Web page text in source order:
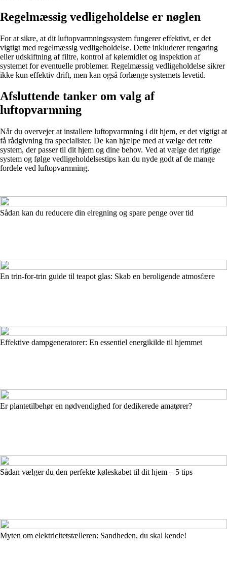
Regelmæssig vedligeholdelse er nøglen
For at sikre, at dit luftopvarmningssystem fungerer effektivt, er det
vigtigt med regelmæssig vedligeholdelse. Dette inkluderer rengøring
eller udskiftning af filtre, kontrol af kølemidlet og inspektion af
systemet for eventuelle problemer. Regelmæssig vedligeholdelse sikrer
ikke kun effektiv drift, men kan også forlænge systemets levetid.
Afsluttende tanker om valg af
luftopvarmning
Når du overvejer at installere luftopvarmning i dit hjem, er det vigtigt at
få rådgivning fra specialister. De kan hjælpe med at vælge det rette
system, der passer til dit hjem og dine behov. Ved at vælge det rigtige
system og følge vedligeholdelsestips kan du nyde godt af de mange
fordele ved luftopvarmning.
Sådan kan du reducere din elregning og spare penge over tid
En trin-for-trin guide til teapot glas: Skab en beroligende atmosfære
Effektive dampgeneratorer: En essentiel energikilde til hjemmet
Er plantetilbehør en nødvendighed for dedikerede amatører?
Sådan vælger du den perfekte køleskabet til dit hjem – 5 tips
Myten om elektricitetstælleren: Sandheden, du skal kende!